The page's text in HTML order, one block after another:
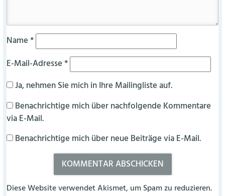
Name*
E-Mail-Adresse*
Ja, nehmen Sie mich in Ihre Mailingliste auf.
Benachrichtige mich über nachfolgende Kommentare
via E-Mail.
Benachrichtige mich über neue Beiträge via E-Mail.
Diese Website verwendet Akismet, um Spam zu reduzieren.